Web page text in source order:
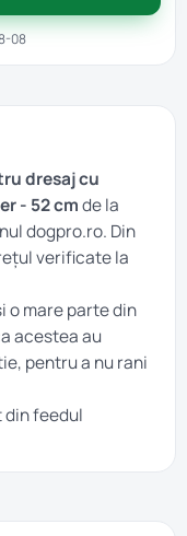
08
dresaj cu
- 52 cmde la
dogpro.ro. Din
verificate la
o mare parte din
acestea au
pentru a nu rani
din feedul